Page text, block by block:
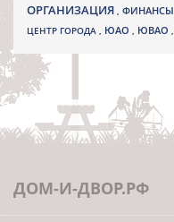
ОРГАНИЗАЦИЯ,ФИНАНСЫ
ЦЕНТР ГОРОДА , ЮАО , ЮВАО ,
ДОМ-И-ДВОР.РФ